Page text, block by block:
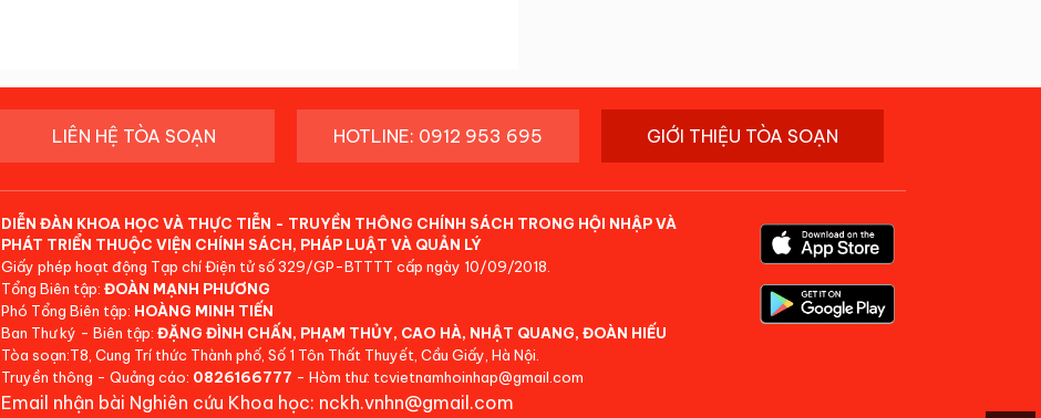
LIÊN HỆ TÒA SOẠN HOTLINE: 0912 953 695 GIỚI THIỆU TÒA SOẠN
DIỄN ĐÀN KHOA HỌC VÀ THỰC TIỄN - TRUYỀN THÔNG CHÍNH SÁCH TRONG HỘI NHẬP VÀ
PHÁT TRIỂN THUỘC VIỆN CHÍNH SÁCH, PHÁP LUẬT VÀ QUẢN LÝ
Giấy phép hoạt động Tạp chí Điện tử số 329/GP-BTTTT cấp ngày 10/09/2018.
Tổng Biên tập: ĐOÀN MẠNH PHƯƠNG
Phó Tổng Biên tập: HOÀNG MINH TIẾN
Ban Thư ký - Biên tập: ĐẶNG ĐÌNH CHẤN, PHẠM THỦY, CAO HÀ, NHẬT QUANG, ĐOÀN HIẾU
Tòa soạn:T8, Cung Trí thức Thành phố, Số 1 Tôn Thất Thuyết, Cầu Giấy, Hà Nội.
Truyền thông - Quảng cáo: 0826166777 - Hòm thư: tcvietnamhoinhap@gmail.com
Email nhận bài Nghiên cứu Khoa học: nckh.vnhn@gmail.com